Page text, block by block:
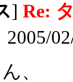
] Re:
、